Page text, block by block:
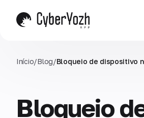
Início/Blog/Bloqueio de dispositivo
Bloqueio